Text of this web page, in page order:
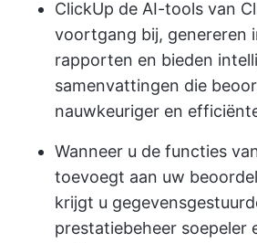
ClickUp de AI-tools van
voortgang bij, genereren
rapporten en bieden
samenvattingen die
nauwkeuriger en
Wanneer u de functies
toevoegt aan uw
krijgt u
prestatiebeheer soepeler